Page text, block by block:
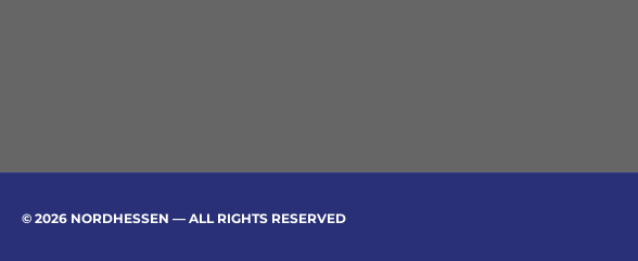
© 2026 NORDHESSEN — ALL RIGHTS RESERVED